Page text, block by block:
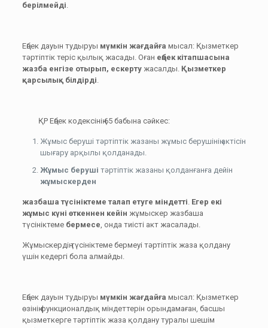
берілмейді.
Еңбек дауын тудыруы мүмкін жағдайға мысал: Қызметкер
тәртіптік теріс қылық жасады. Оған еңбек кітапшасына
жазба енгізе отырып, ескертужасалды. Қызметкер
қарсылық білдірді.
ҚР Еңбек кодексінің 65 бабына сәйкес:
Жұмыс беруші тәртіптік жазаны жұмыс берушінің актісін
шығару арқылы қолданады.
Жұмыс беруші тәртіптік жазаны қолданғанға дейін
жұмыскерден
жазбаша түсініктеме талап етуге міндетті. Егер екі
жұмыс күні өткеннен кейін жұмыскер жазбаша
түсініктеме бермесе, онда тиісті акт жасалады.
Жұмыскердің түсініктеме бермеуі тәртіптік жаза қолдану
үшін кедергі бола алмайды.
Еңбек дауын тудыруы мүмкін жағдайға мысал: Қызметкер
өзінің функционалдық міндеттерін орындамаған, басшы
қызметкерге тәртіптік жаза қолдану туралы шешім